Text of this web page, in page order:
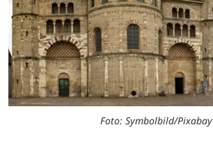
Foto: Symbolbild/Pixabay